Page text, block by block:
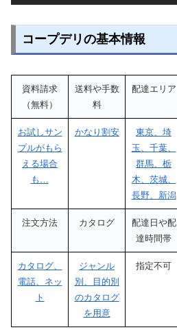
コープデリの基本情報
資料請求
（無料）
送料や手数
料
配達エリア
お試しサン
プルがもら
える場合
も…
かなり割安
東京、埼
玉、千葉、
群馬、栃
木、茨城、
長野、新潟
注文方法 カタログ
配達日や配
達時間帯
カタログ、
電話、ネッ
ト
ジャンル
別、目的別
のカタログ
を用意
指定不可